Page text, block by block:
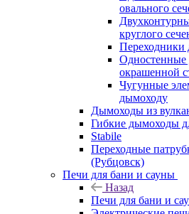
овального
круглого
Переходники
окрашенной
Чугунные
дымоходу
Дымоходы из
Гибкие дымоходы
Stabile
Переходные
(Рубцовск)
Печи для бани и сауны
Назад
Печи для бани и